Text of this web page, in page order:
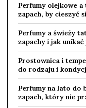
Perfumy olejkowe a
zapach, by cieszyć
Perfumy a świeży
zapachy i jak
Prostownica i
do rodzaju i
Perfumy na lato do
zapach, który nie